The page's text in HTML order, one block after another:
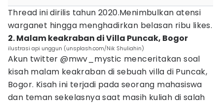
Thread ini dirilis tahun 2020.Menimbulkan atensi
warganet hingga menghadirkan belasan ribu likes.
2. Malam keakraban di Villa Puncak, Bogor
ilustrasi api unggun (unsplash.com/Nik Shuliahin)
Akun twitter @mwv_mystic menceritakan soal
kisah malam keakraban di sebuah villa di Puncak,
Bogor. Kisah ini terjadi pada seorang mahasiswa
dan teman sekelasnya saat masih kuliah di salah